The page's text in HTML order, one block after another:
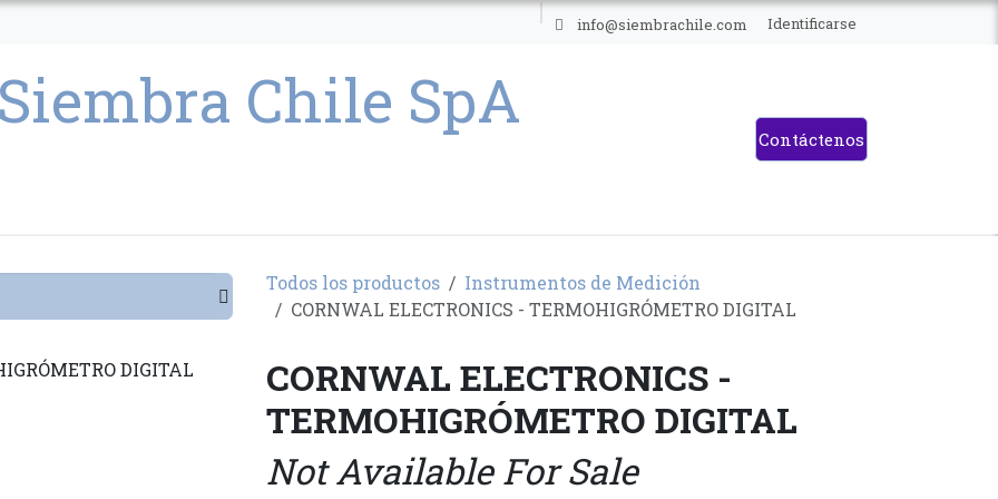
info@siembrachile.com Identificarse
Contáctenos
Todos los productos
Instrumentos de Medición
CORNWAL ELECTRONICS - TERMOHIGRÓMETRO DIGITAL
CORNWAL ELECTRONICS -
TERMOHIGRÓMETRO DIGITAL
Not Available For Sale